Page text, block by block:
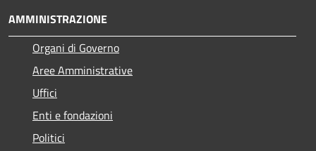
AMMINISTRAZIONE
Organi di Governo
Aree Amministrative
Uffici
Enti e fondazioni
Politici